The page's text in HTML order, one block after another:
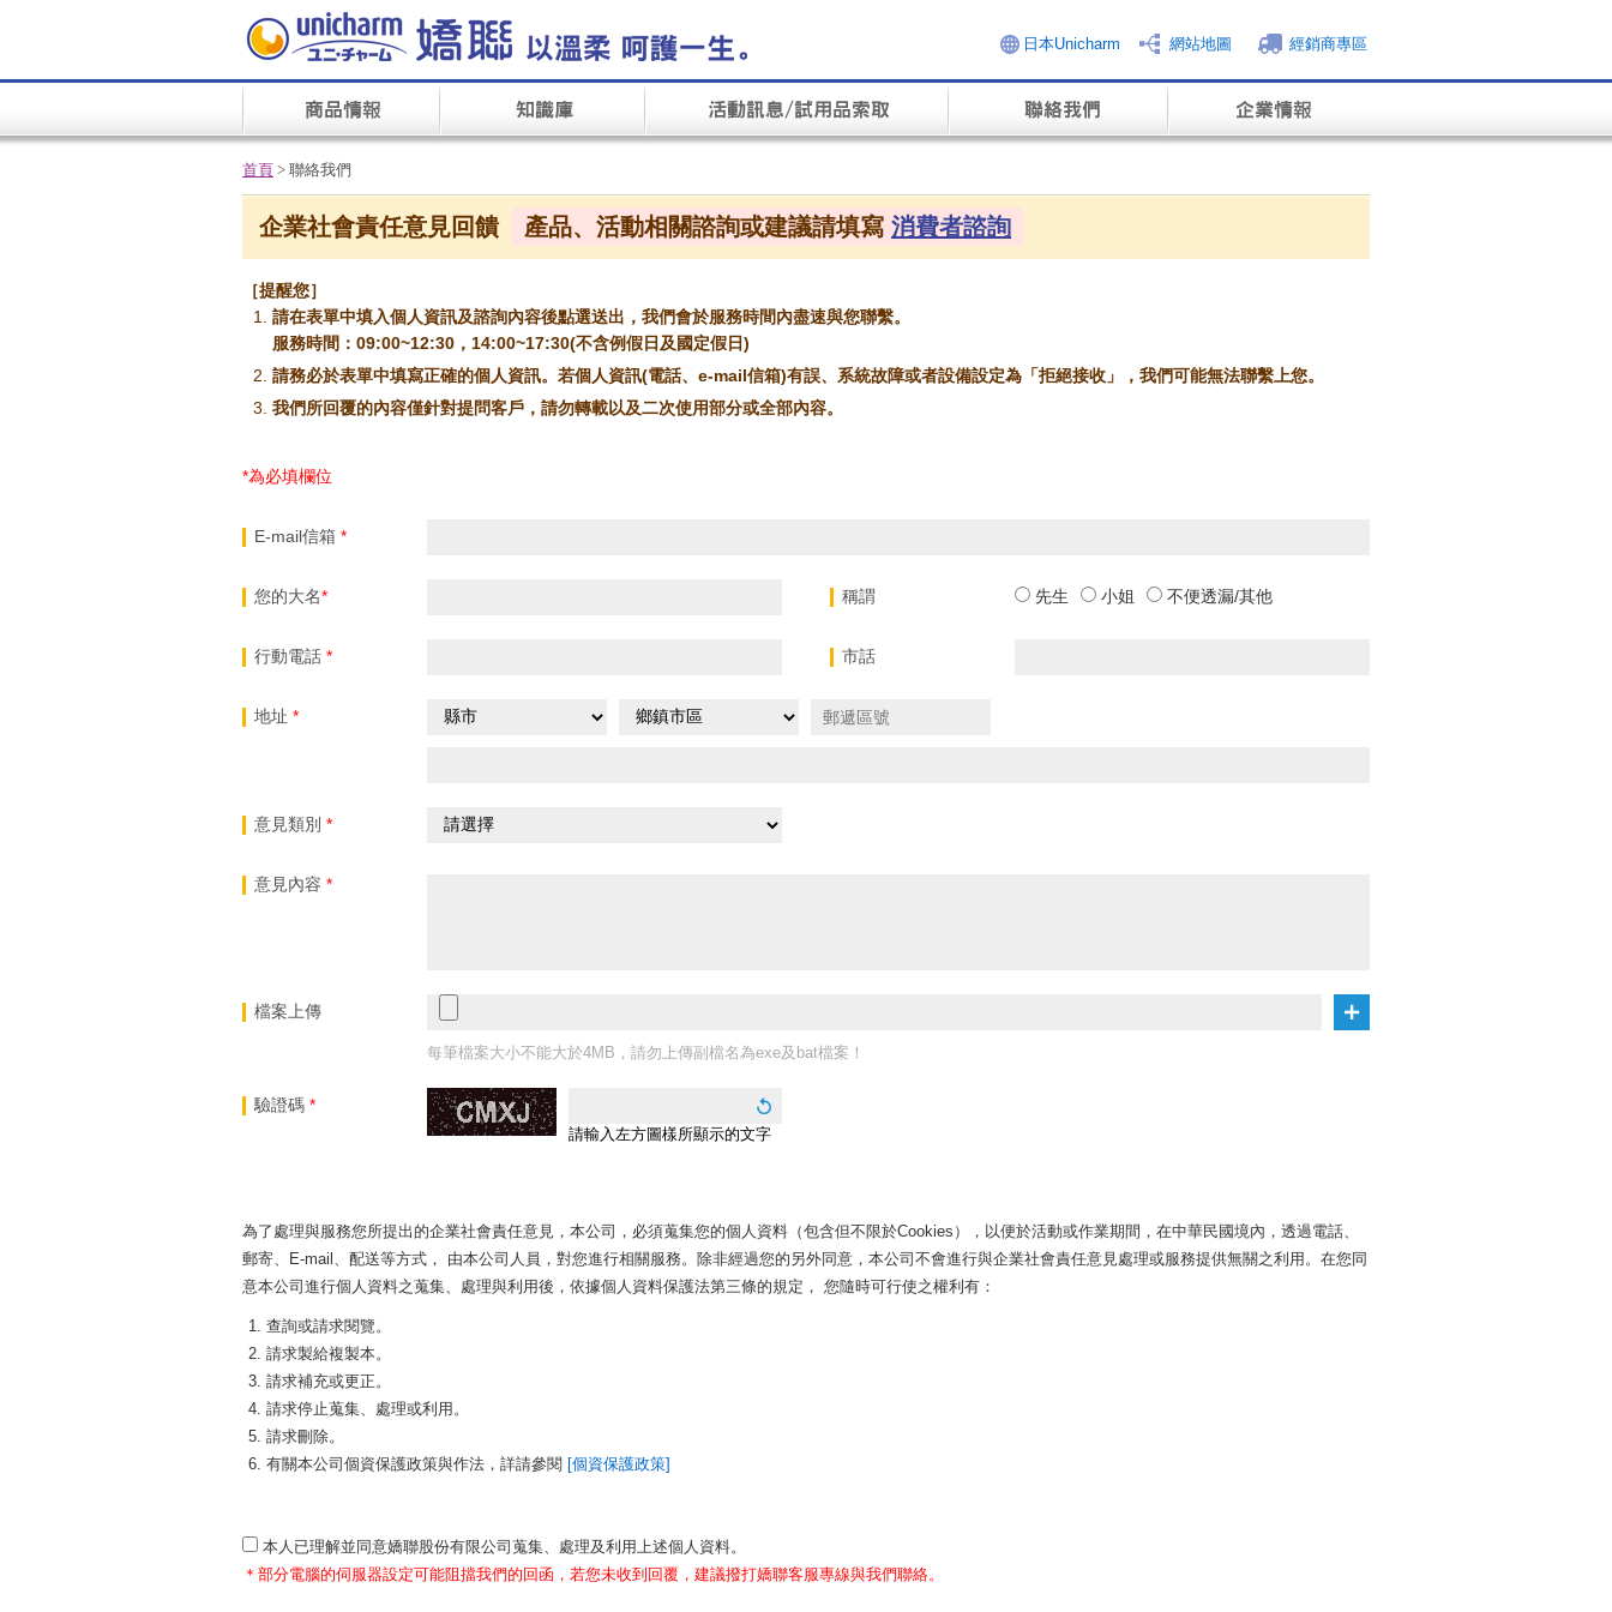
日本Unicharm 網站地圖 經銷商專區
首頁 > 聯絡我們
企業社會責任意見回饋 產品、活動相關諮詢或建議請填寫 消費者諮詢
［提醒您］
請在表單中填入個人資訊及諮詢內容後點選送出，我們會於服務時間內盡速與您聯繫。
服務時間：09:00~12:30，14:00~17:30(不含例假日及國定假日)
請務必於表單中填寫正確的個人資訊。若個人資訊(電話、e-mail信箱)有誤、系統故障或者設備設定為「拒絕接收」，我們可能無法聯繫上您。
我們所回覆的內容僅針對提問客戶，請勿轉載以及二次使用部分或全部內容。
*為必填欄位
E-mail信箱 *
您的大名* 稱謂 先生 小姐 不便透漏/其他
行動電話 * 市話
地址 *
意見類別 *
意見內容 *
檔案上傳
每筆檔案大小不能大於4MB，請勿上傳副檔名為exe及bat檔案！
驗證碼 *
請輸入左方圖樣所顯示的文字
為了處理與服務您所提出的企業社會責任意見，本公司，必須蒐集您的個人資料（包含但不限於Cookies），以便於活動或作業期間，在中華民國境內，透過電話、
郵寄、E-mail、配送等方式， 由本公司人員，對您進行相關服務。除非經過您的另外同意，本公司不會進行與企業社會責任意見處理或服務提供無關之利用。在您同
意本公司進行個人資料之蒐集、處理與利用後，依據個人資料保護法第三條的規定， 您隨時可行使之權利有：
查詢或請求閱覽。
請求製給複製本。
請求補充或更正。
請求停止蒐集、處理或利用。
請求刪除。
有關本公司個資保護政策與作法，詳請參閱 [個資保護政策]
本人已理解並同意嬌聯股份有限公司蒐集、處理及利用上述個人資料。
＊部分電腦的伺服器設定可能阻擋我們的回函，若您未收到回覆，建議撥打嬌聯客服專線與我們聯絡。